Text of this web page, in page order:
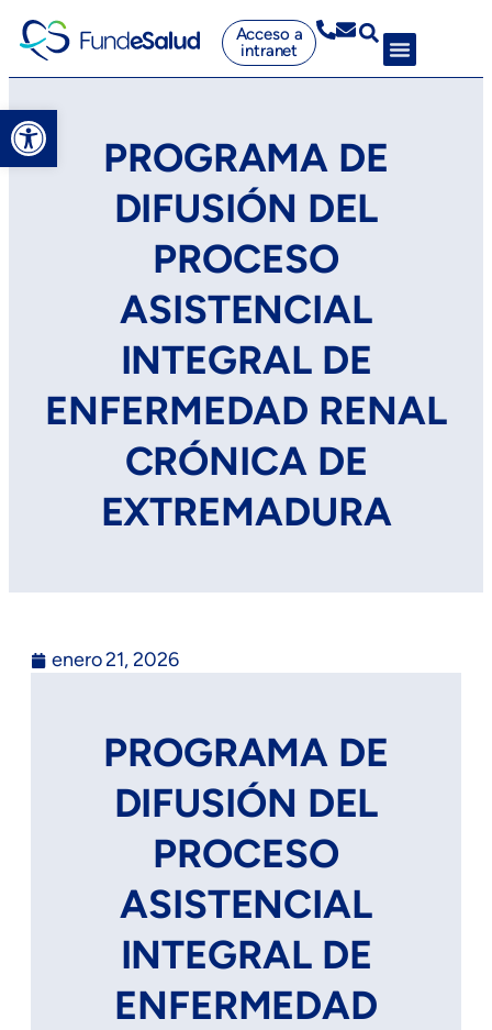
Abrir barra de herramientas
Acceso a
intranet
PROGRAMA DE
DIFUSIÓN DEL
PROCESO
ASISTENCIAL
INTEGRAL DE
ENFERMEDAD RENAL
CRÓNICA DE
EXTREMADURA
enero 21, 2026
PROGRAMA DE
DIFUSIÓN DEL
PROCESO
ASISTENCIAL
INTEGRAL DE
ENFERMEDAD